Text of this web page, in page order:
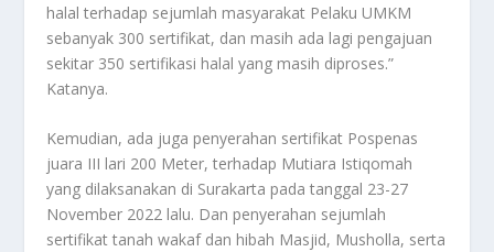
halal terhadap sejumlah masyarakat Pelaku UMKM
sebanyak 300 sertifikat, dan masih ada lagi pengajuan
sekitar 350 sertifikasi halal yang masih diproses.”
Katanya.
Kemudian, ada juga penyerahan sertifikat Pospenas
juara III lari 200 Meter, terhadap Mutiara Istiqomah
yang dilaksanakan di Surakarta pada tanggal 23-27
November 2022 lalu. Dan penyerahan sejumlah
sertifikat tanah wakaf dan hibah Masjid, Musholla, serta